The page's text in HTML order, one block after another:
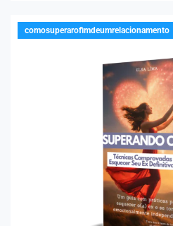
comosuperarofimdeumrelacionamento